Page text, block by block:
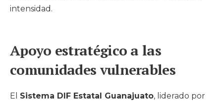
intensidad.
Apoyo estratégico a las
comunidades vulnerables
El Sistema DIF Estatal Guanajuato, liderado por